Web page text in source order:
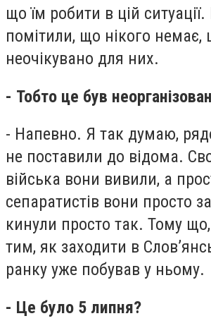
що їм робити в цій
помітили, що нікого немає,
неочікувано для них.
- Тобто це був
- Напевно. Я так думаю,
не поставили до відома.
війська вони вивили, а
сепаратистів вони просто
кинули просто так. Тому
тим, як заходити в
ранку уже побував у ньому.
- Це було 5 липня?